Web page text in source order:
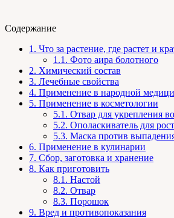
Содержание
1. Что за растение, где растет и
1.1. Фото аира болотного
2. Химический состав
3. Лечебные свойства
4. Применение в народной
5. Применение в косметологии
5.1. Отвар для укрепления
5.2. Ополаскиватель для
5.3. Маска против
6. Применение в кулинарии
7. Сбор, заготовка и хранение
8. Как приготовить
8.1. Настой
8.2. Отвар
8.3. Порошок
9. Вред и противопоказания